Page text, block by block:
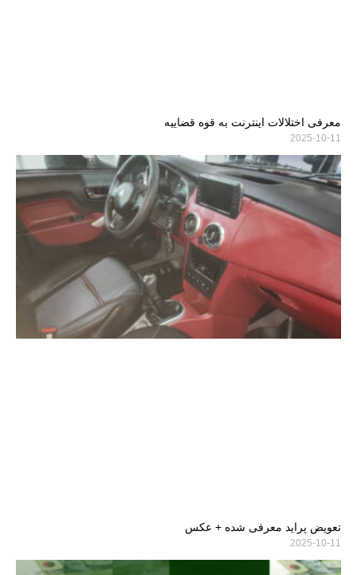
معرفی اختلالات اینترنت به قوه قضاییه
2025-10-11
تعویض پراید معرفی شده + عکس
2025-10-11